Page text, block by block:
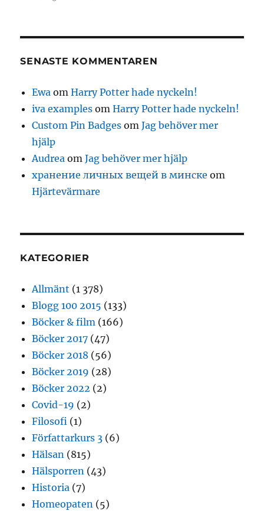
SENASTE KOMMENTAREN
Ewa omHarry Potter hade nyckeln!
iva examples omHarry Potter hade nyckeln!
Custom Pin Badges omJag behöver mer
hjälp
Audrea omJag behöver mer hjälp
хранение личных вещей в минске om
Hjärtevärmare
KATEGORIER
Allmänt (1 378)
Blogg 100 2015 (133)
Böcker & film (166)
Böcker 2017 (47)
Böcker 2018 (56)
Böcker 2019 (28)
Böcker 2022 (2)
Covid-19 (2)
Filosofi (1)
Författarkurs 3 (6)
Hälsan (815)
Hälsporren (43)
Historia (7)
Homeopaten (5)